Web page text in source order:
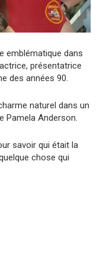
emblématique dans
présentatrice
des années 90.
naturel dans un
Pamela Anderson.
savoir qui était la
chose qui